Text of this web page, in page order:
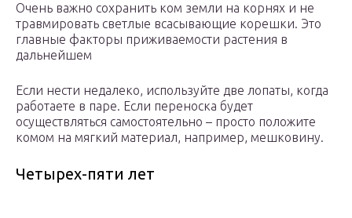
Очень важно сохранить ком земли на корнях и не
травмировать светлые всасывающие корешки. Это
главные факторы приживаемости растения в
дальнейшем
Если нести недалеко, используйте две лопаты, когда
работаете в паре. Если переноска будет
осуществляться самостоятельно – просто положите
комом на мягкий материал, например, мешковину.
Четырех-пяти лет